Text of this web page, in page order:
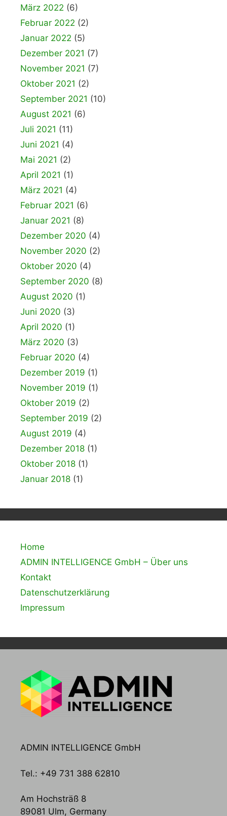
März 2022 (6)
Februar 2022 (2)
Januar 2022 (5)
Dezember 2021 (7)
November 2021 (7)
Oktober 2021 (2)
September 2021 (10)
August 2021 (6)
Juli 2021 (11)
Juni 2021 (4)
Mai 2021 (2)
April 2021 (1)
März 2021 (4)
Februar 2021 (6)
Januar 2021 (8)
Dezember 2020 (4)
November 2020 (2)
Oktober 2020 (4)
September 2020 (8)
August 2020 (1)
Juni 2020 (3)
April 2020 (1)
März 2020 (3)
Februar 2020 (4)
Dezember 2019 (1)
November 2019 (1)
Oktober 2019 (2)
September 2019 (2)
August 2019 (4)
Dezember 2018 (1)
Oktober 2018 (1)
Januar 2018 (1)
Home
ADMIN INTELLIGENCE GmbH – Über uns
Kontakt
Datenschutzerklärung
Impressum
ADMIN INTELLIGENCE GmbH
Tel.: +49 731 388 62810
Am Hochsträß 8
89081 Ulm, Germany